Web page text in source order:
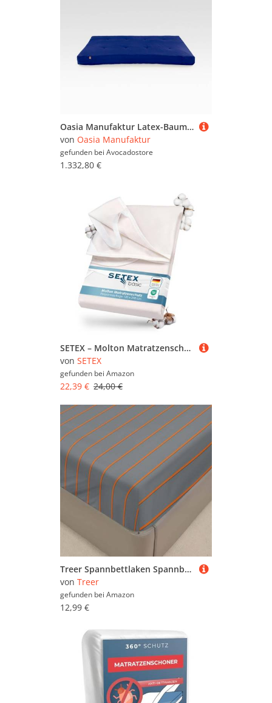
gezielter zu suchen, können Sie die
Matratzenschoner mit Hilfe der Filter weiter
einschränken und so gezielt nach bestimmten
und Vergleichen!
Oasia Manufaktur Latex-Baumwoll-Schurwoll-Matratze (stützend)
von Oasia Manufaktur
gefunden bei Avocadostore
1.332,80 €
SETEX – Molton Matratzenschoner 120x200 naturfarben – Matratzenauflage für Bettmatratzen 15-22cm Höhe – Matratzenschutz Fixspannauflage mit Eckgummis – STANDARD 100 by OEKO-TEX geprüft & zertifiziert
von SETEX
gefunden bei Amazon
22,39 € 24,00 €
Treer Spannbettlaken Spannbetttuch Bett, Polyester Weiche Bettlaken Ultra-Tiefe Matratzenschoner für Bettw Sche bis 30cm Matratzenschoner (Grau und Orange,180 * 200+30cm)
von Treer
gefunden bei Amazon
12,99 €